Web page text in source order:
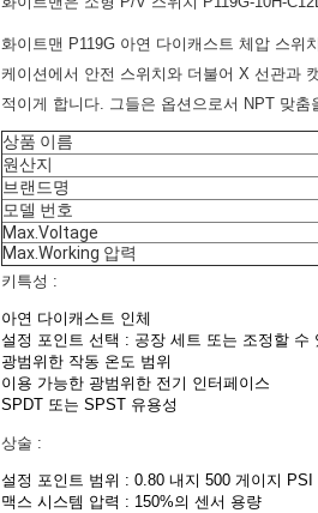
화이트맨 P119G 아연 다이캐스트 체압 스위
케이션에서 안전 스위치와 더불어 X 선관과
적이게 합니다. 그들은 옵션으로서 NPT 맞
상품 이름
원산지
브랜드명
모델 번호
Max.Voltage
Max.Working 압력
키특성 :
아연 다이캐스트 인체
설정 포인트 선택 : 공장 세트 또는 조정할 수
광범위한 작동 온도 범위
이용 가능한 광범위한 전기 인터페이스
SPDT 또는 SPST 유용성
상술 :
설정 포인트 범위 : 0.80 내지 500 게이지 PSI
맥스 시스템 압력 : 150%의 센서 용량